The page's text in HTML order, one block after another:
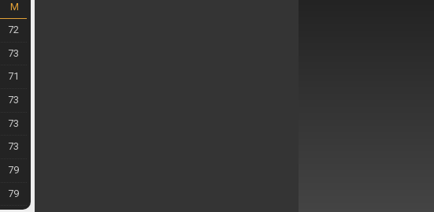
M
72
73
71
73
73
73
79
79